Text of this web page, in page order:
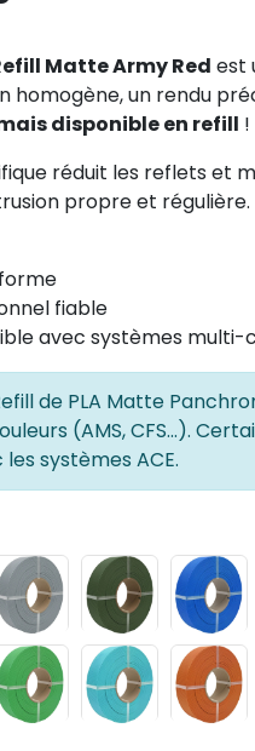
Matte Army Red est
homogène, un rendu
disponible en refill !
réduit les reflets et
propre et régulière.
fiable
avec systèmes multi-
de PLA Matte
(AMS, CFS...).
systèmes ACE.